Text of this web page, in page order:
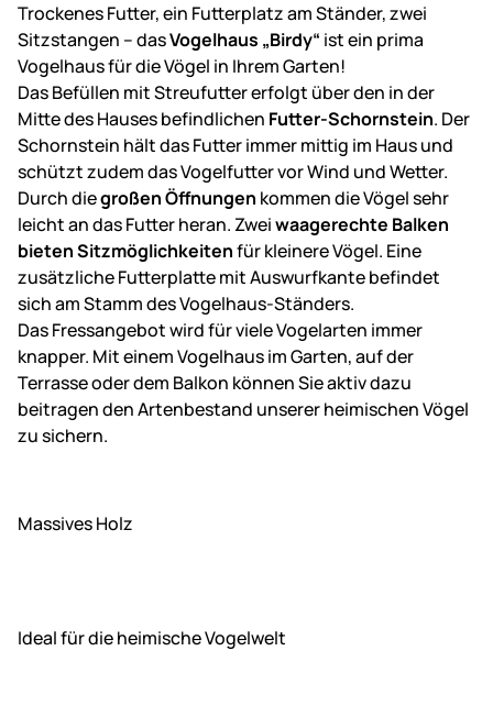
Trockenes Futter, ein Futterplatz am Ständer, zwei
Sitzstangen – dasVogelhaus „Birdy“ ist ein prima
Vogelhaus für die Vögel in Ihrem Garten!
Das Befüllen mit Streufutter erfolgt über den in der
Mitte des Hauses befindlichen Futter-Schornstein. Der
Schornstein hält das Futter immer mittig im Haus und
schützt zudem das Vogelfutter vor Wind und Wetter.
Durch diegroßen Öffnungen kommen die Vögel sehr
leicht an das Futter heran. Zweiwaagerechte Balken
bieten Sitzmöglichkeitenfür kleinere Vögel. Eine
zusätzliche Futterplatte mit Auswurfkante befindet
sich am Stamm des Vogelhaus-Ständers.
Das Fressangebot wird für viele Vogelarten immer
knapper. Mit einem Vogelhaus im Garten, auf der
Terrasse oder dem Balkon können Sie aktiv dazu
beitragen den Artenbestand unserer heimischen Vögel
zu sichern.
Massives Holz
Ideal für die heimische Vogelwelt